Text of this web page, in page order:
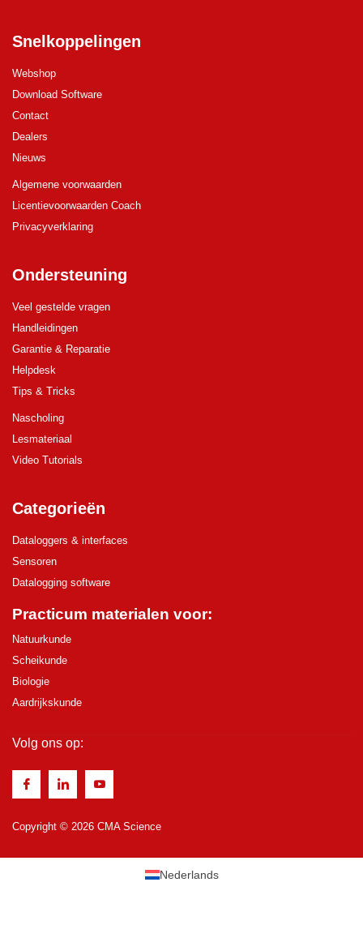
Snelkoppelingen
Webshop
Download Software
Contact
Dealers
Nieuws
Algemene voorwaarden
Licentievoorwaarden Coach
Privacyverklaring
Ondersteuning
Veel gestelde vragen
Handleidingen
Garantie & Reparatie
Helpdesk
Tips & Tricks
Nascholing
Lesmateriaal
Video Tutorials
Categorieën
Dataloggers & interfaces
Sensoren
Datalogging software
Practicum materialen voor:
Natuurkunde
Scheikunde
Biologie
Aardrijkskunde
Volg ons op:
Copyright © 2026 CMA Science
Nederlands